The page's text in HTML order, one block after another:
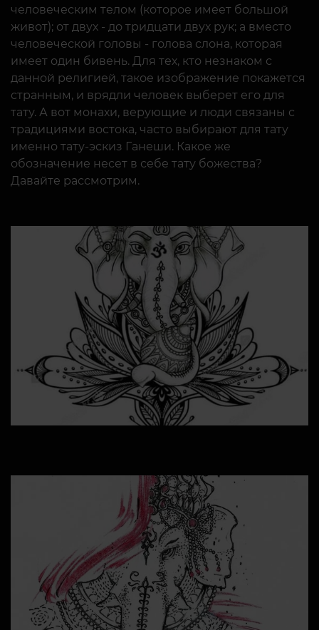
человеческим телом (которое имеет большой
живот); от двух - до тридцати двух рук; а вместо
человеческой головы - голова слона, которая
имеет один бивень. Для тех, кто незнаком с
данной религией, такое изображение покажется
странным, и врядли человек выберет его для
тату. А вот монахи, верующие и люди связаны с
традициями востока, часто выбирают для тату
именно тату-эскиз Ганеши. Какое же
обозначение несет в себе тату божества?
Давайте рассмотрим.